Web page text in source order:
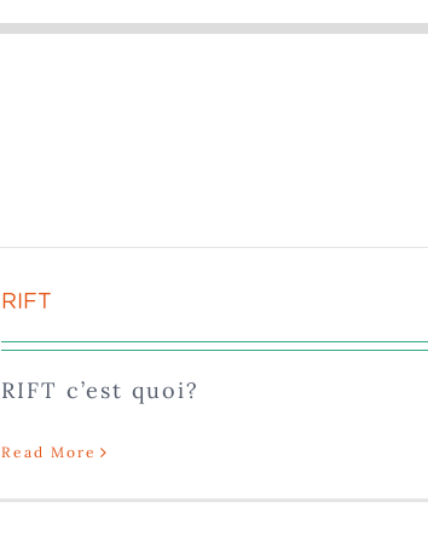
RIFT
RIFT c’est quoi?
Read More